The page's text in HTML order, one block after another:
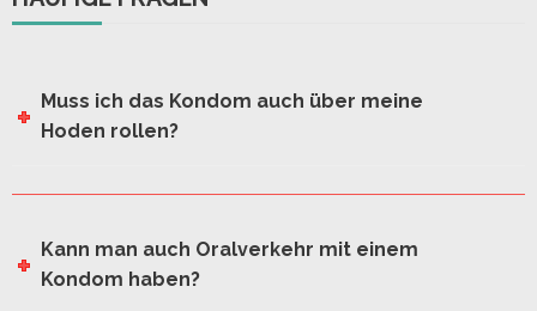
Muss ich das Kondom auch über meine
Hoden rollen?
Kann man auch Oralverkehr mit einem
Kondom haben?